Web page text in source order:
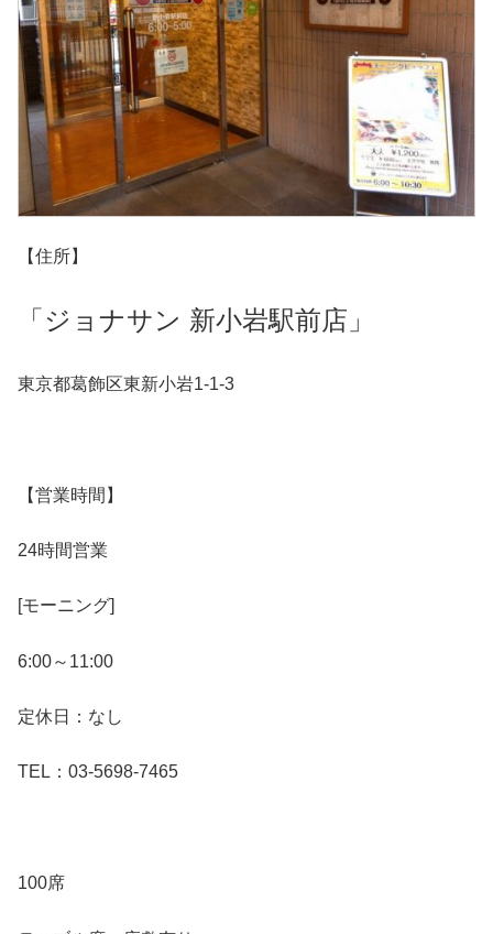
【住所】
「ジョナサン 新小岩駅前店」
東京都葛飾区東新小岩1-1-3
【営業時間】
24時間営業
[モーニング]
6:00～11:00
定休日：なし
TEL：03-5698-7465
100席